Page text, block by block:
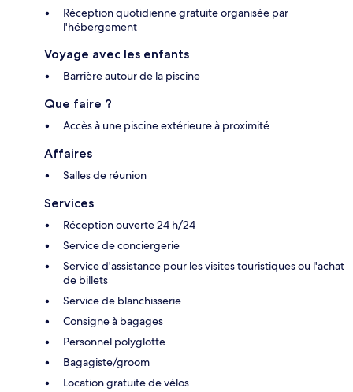
Réception quotidienne gratuite organisée par
l'hébergement
Voyage avec les enfants
Barrière autour de la piscine
Que faire ?
Accès à une piscine extérieure à proximité
Affaires
Salles de réunion
Services
Réception ouverte 24 h/24
Service de conciergerie
Service d'assistance pour les visites touristiques ou l'achat
de billets
Service de blanchisserie
Consigne à bagages
Personnel polyglotte
Bagagiste/groom
Location gratuite de vélos